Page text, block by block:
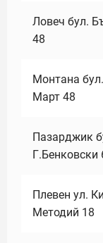
Ловеч бул.
48
Монтана
Март 48
Пазарджик
Г.Бенковски
Плевен ул.
Методий 18